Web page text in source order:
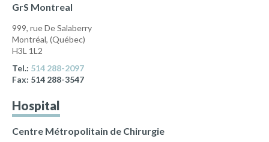
GrS Montreal
999, rue De Salaberry
Montréal, (Québec)
H3L 1L2
Tel.: 514 288-2097
Fax: 514 288-3547
Hospital
Centre Métropolitain de Chirurgie